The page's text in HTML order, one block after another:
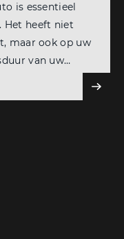
is essentieel
Het heeft niet
maar ook op uw
van uw